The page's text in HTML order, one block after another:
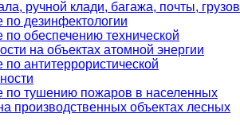
ручной клади, багажа, почты, грузов
по дезинфектологии
по обеспечению технической
на объектах атомной энергии
антитеррористической
по тушению пожаров в населенных
производственных объектах лесных